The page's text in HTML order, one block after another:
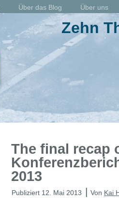
Über das Blog Über uns
Zehn
The final recap
2013
Publiziert 12. Mai 2013 | Von Kai